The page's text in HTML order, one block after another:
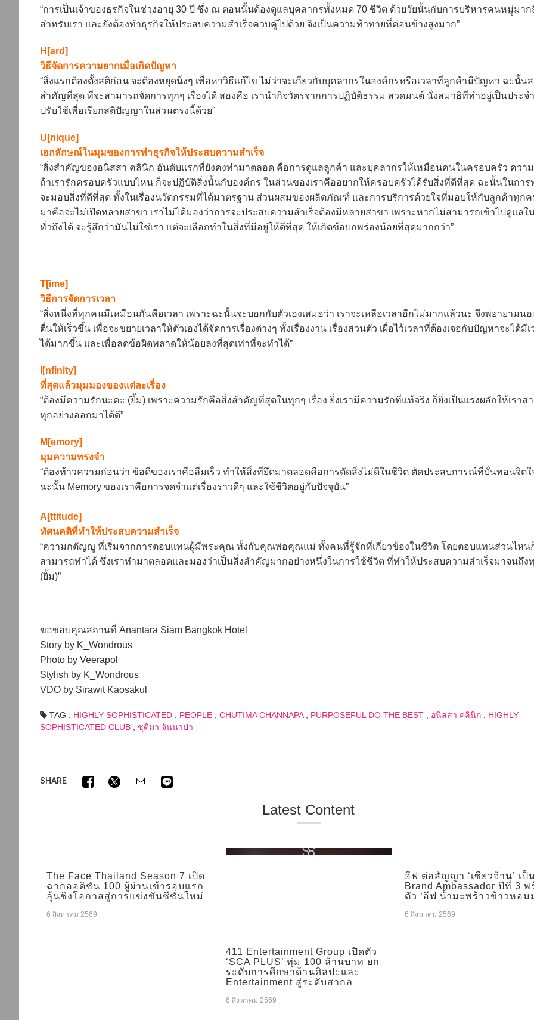
“การเป็นเจ้าของธุรกิจในช่วงอายุ 30 ปี ซึ่ง ณ ตอนนั้นต้องดูแลบุคลากรทั้งหมด 70 ชีวิต ด้วยวัยนั้นกับการบริหารคนหมู่มา
สำหรับเรา และยังต้องทำธุรกิจให้ประสบความสำเร็จควบคู่ไปด้วย จึงเป็นความท้าทายที่ค่อนข้างสูงมาก”
H[ard]
วิธีจัดการความยากเมื่อเกิดปัญหา
“สิ่งแรกต้องตั้งสติก่อน จะต้องหยุดนิ่งๆ เพื่อหาวิธีแก้ไข ไม่ว่าจะเกี่ยวกับบุคลากรในองค์กรหรือเวลาที่ลูกค้ามีปัญหา ฉะนั้นส
สำคัญที่สุด ที่จะสามารถจัดการทุกๆ เรื่องได้ สองคือ เรานำกิจวัตรจากการปฏิบัติธรรม สวดมนต์ นั่งสมาธิที่ทำอยู่เป็นประจ
ปรับใช้เพื่อเรียกสติปัญญาในส่วนตรงนี้ด้วย”
U[nique]
เอกลักษณ์ในมุมของการทำธุรกิจให้ประสบความสำเร็จ
“สิ่งสำคัญของอนิสสา คลินิก อันดับแรกที่ยังคงทำมาตลอด คือการดูแลลูกค้า และบุคลากรให้เหมือนคนในครอบครัว ควา
ถ้าเรารักครอบครัวแบบไหน ก็จะปฏิบัติสิ่งนั้นกับองค์กร ในส่วนของเราคืออยากให้ครอบครัวได้รับสิ่งที่ดีที่สุด ฉะนั้นในการ
จะมอบสิ่งที่ดีที่สุด ทั้งในเรื่องนวัตกรรมที่ได้มาตรฐาน ส่วนผสมของผลิตภัณฑ์ และการบริการด้วยใจที่มอบให้กับลูกค้าทุก
มาคือจะไม่เปิดหลายสาขา เราไม่ได้มองว่าการจะประสบความสำเร็จต้องมีหลายสาขา เพราะหากไม่สามารถเข้าไปดูแลใ
ทั่วถึงได้ จะรู้สึกว่ามันไม่ใช่เรา แต่จะเลือกทำในสิ่งที่มีอยู่ให้ดีที่สุด ให้เกิดข้อบกพร่องน้อยที่สุดมากกว่า”
T[ime]
วิธีการจัดการเวลา
“สิ่งหนึ่งที่ทุกคนมีเหมือนกันคือเวลา เพราะฉะนั้นจะบอกกับตัวเองเสมอว่า เราจะเหลือเวลาอีกไม่มากแล้วนะ จึงพยายามน
ตื่นให้เร็วขึ้น เพื่อจะขยายเวลาให้ตัวเองได้จัดการเรื่องต่างๆ ทั้งเรื่องงาน เรื่องส่วนตัว เผื่อไว้เวลาที่ต้องเจอกับปัญหาจะได้มี
ได้มากขึ้น และเพื่อลดข้อผิดพลาดให้น้อยลงที่สุดเท่าที่จะทำได้”
I[nfinity]
ที่สุดแล้วมุมมองของแต่ละเรื่อง
“ต้องมีความรักนะคะ (ยิ้ม) เพราะความรักคือสิ่งสำคัญที่สุดในทุกๆ เรื่อง ยิ่งเรามีความรักที่แท้จริง ก็ยิ่งเป็นแรงผลักให้เราส
ทุกอย่างออกมาได้ดี”
M[emory]
มุมความทรงจำ
“ต้องท้าวความก่อนว่า ข้อดีของเราคือลืมเร็ว ทำให้สิ่งที่ยึดมาตลอดคือการตัดสิ่งไม่ดีในชีวิต ตัดประสบการณ์ที่บั่นทอนจิตใ
ฉะนั้น Memory ของเราคือการจดจำแต่เรื่องราวดีๆ และใช้ชีวิตอยู่กับปัจจุบัน”
A[ttitude]
ทัศนคติที่ทำให้ประสบความสำเร็จ
“ความกตัญญู ที่เริ่มจากการตอบแทนผู้มีพระคุณ ทั้งกับคุณพ่อคุณแม่ ทั้งคนที่รู้จักที่เกี่ยวข้องในชีวิต โดยตอบแทนส่วนไหน
สามารถทำได้ ซึ่งเราทำมาตลอดและมองว่าเป็นสิ่งสำคัญมากอย่างหนึ่งในการใช้ชีวิต ที่ทำให้ประสบความสำเร็จมาจนถึง
(ยิ้ม)”
ขอขอบคุณสถานที่ Anantara Siam Bangkok Hotel
Story by K_Wondrous
Photo by Veerapol
Stylish by K_Wondrous
VDO by Sirawit Kaosakul
TAG : HIGHLY SOPHISTICATED , PEOPLE , CHUTIMA CHANNAPA, PURPOSEFUL DO THE BEST , อนิสสา คลินิก , HIGHLY
SOPHISTICATED CLUB , ชุติมา จันนาป่า
SHARE
Latest Content
The Face Thailand Season 7 เปิด
ฉากออดิชัน 100 ผู้ผ่านเข้ารอบแรก
ลุ้นชิงโอกาสสู่การแข่งขันซีซั่นใหม่
6 สิงหาคม 2569
411 Entertainment Group เปิดตัว
‘SCA PLUS’ ทุ่ม 100 ล้านบาท ยก
ระดับการศึกษาด้านศิลปะและ
Entertainment สู่ระดับสากล
6 สิงหาคม 2569
อีฟ ต่อสัญญา ‘เซียวจ้าน’ เป็
Brand Ambassador ปีที่ 3 พ
ตัว ‘อีฟ น้ำมะพร้าวข้าวหอม
6 สิงหาคม 2569